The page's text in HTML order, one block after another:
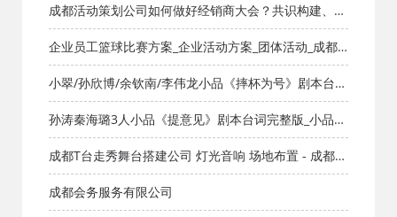
成都活动策划公司如何做好经销商大会？共识构建、政
策传递、执行落地专业解析 | 覆盖青羊金牛成华龙泉驿
郫都简阳及甘孜阿坝凉山全川
企业员工篮球比赛方案_企业活动方案_团体活动_成都
活动公司网_策划网_方案网_文案网_文档网
小翠/孙欣博/余钦南/李伟龙小品《摔杯为号》剧本台词
完整版_小品剧本库_知识库_成都活动公司网_策划网_方
案网_文案网_文档网
孙涛秦海璐3人小品《提意见》剧本台词完整版_小品剧
本库_知识库_成都活动公司网_策划网_方案网_文案网_
文档网
成都T台走秀舞台搭建公司 灯光音响 场地布置 - 成都活
动策划公司
成都会务服务有限公司